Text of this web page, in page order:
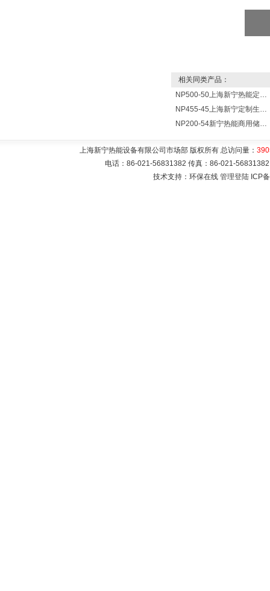
相关同类产品：
NP500-50上海新宁热能定制各式不锈钢水箱容器
NP455-45上海新宁定制生产各式不锈钢容器
NP200-54新宁热能商用储水式电热水器V=200升N=54千瓦
上海新宁热能设备有限公司市场部 版权所有 总访问量：
电话：86-021-56831382 传真：86-021-
技术支持：环保在线 管理登陆 ICP